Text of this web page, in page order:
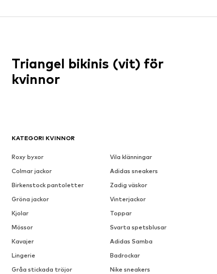
KATEGORI KVINNOR
Roxy byxor
Vila klänningar
Colmar jackor
Adidas sneakers
Birkenstock pantoletter
Zadig väskor
Gröna jackor
Vinterjackor
Kjolar
Toppar
Mössor
Svarta spetsblusar
Kavajer
Adidas Samba
Lingerie
Badrockar
Gråa stickada tröjor
Nike sneakers
Triangel bikinis (vit) för
kvinnor